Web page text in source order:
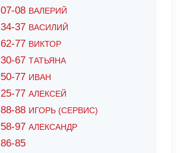
08 ВАЛЕРИЙ
37 ВАСИЛИЙ
77 ВИКТОР
67 ТАТЬЯНА
77 ИВАН
77 АЛЕКСЕЙ
88 ИГОРЬ (СЕРВИС)
97 АЛЕКСАНДР
85